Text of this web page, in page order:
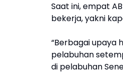
Saat ini, empat
bekerja, yakni
“Berbagai upaya
pelabuhan
di pelabuhan